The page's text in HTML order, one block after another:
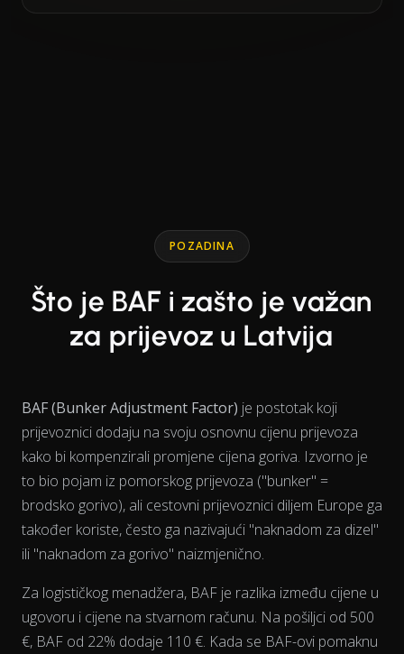
Line chart with 2 lines.
POZADINA
Što je BAF i zašto je važan
za prijevoz u Latvija
BAF (Bunker Adjustment Factor) je postotak koji
prijevoznici dodaju na svoju osnovnu cijenu prijevoza
kako bi kompenzirali promjene cijena goriva. Izvorno je
to bio pojam iz pomorskog prijevoza ("bunker" =
brodsko gorivo), ali cestovni prijevoznici diljem Europe ga
također koriste, često ga nazivajući "naknadom za dizel"
ili "naknadom za gorivo" naizmjenično.
Za logističkog menadžera, BAF je razlika između cijene u
ugovoru i cijene na stvarnom računu. Na pošiljci od 500
€, BAF od 22% dodaje 110 €. Kada se BAF-ovi pomaknu